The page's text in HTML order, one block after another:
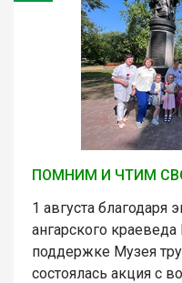
ПОМНИМ И ЧТИМ
1 августа благодаря
ангарского
поддержке Музея
состоялась акция с